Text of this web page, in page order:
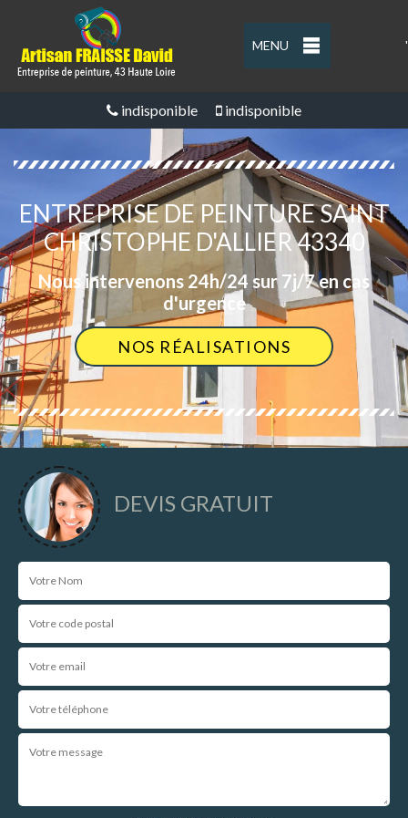
MENU '
indisponible indisponible
ENTREPRISE DE PEINTURE SAINT
CHRISTOPHE D'ALLIER 43340
Nous intervenons 24h/24 sur 7j/7 en cas
d'urgence
NOS RÉALISATIONS
DEVIS GRATUIT